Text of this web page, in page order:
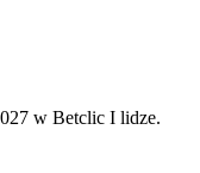
w Betclic I lidze.